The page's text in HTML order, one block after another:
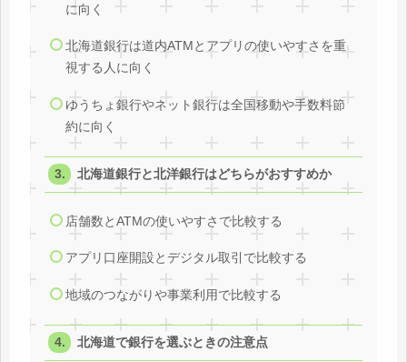
に向く
北海道銀行は道内ATMとアプリの使いやすさを重
視する人に向く
ゆうちょ銀行やネット銀行は全国移動や手数料節
約に向く
北海道銀行と北洋銀行はどちらがおすすめか
店舗数とATMの使いやすさで比較する
アプリ口座開設とデジタル取引で比較する
地域のつながりや事業利用で比較する
北海道で銀行を選ぶときの注意点